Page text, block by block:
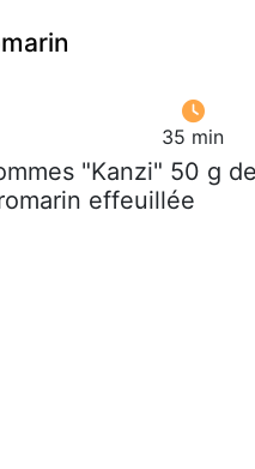
35 min
"Kanzi" 50 g
effeuillée